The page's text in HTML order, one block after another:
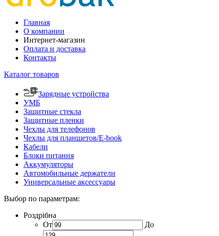
Главная
О компании
Интернет-магазин
Оплата и доставка
Контакты
Каталог товаров
Зарядные устройства
УМБ
Защитные стекла
Защитные пленки
Чехлы для телефонов
Чехлы для планшетов/E-book
Кабели
Блоки питания
Аккумуляторы
Автомобильные держатели
Универсальные аксессуары
Выбор по параметрам:
Роздрібна
От
До